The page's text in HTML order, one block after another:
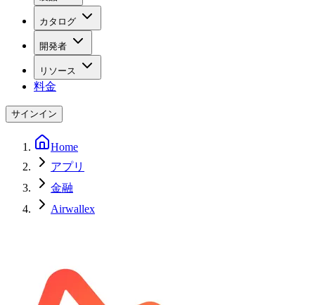
カタログ
開発者
リソース
料金
サインイン
Home
アプリ
金融
Airwallex